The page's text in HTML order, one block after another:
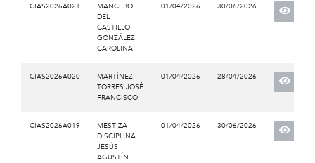
CIAS2026A021
MANCEBO
DEL
CASTILLO
GONZÁLEZ
CAROLINA
01/04/2026 30/06/2026
CIAS2026A020
MARTÍNEZ
TORRES JOSÉ
FRANCISCO
01/04/2026 28/04/2026
CIAS2026A019
MESTIZA
DISCIPLINA
JESÚS
AGUSTÍN
01/04/2026 30/06/2026